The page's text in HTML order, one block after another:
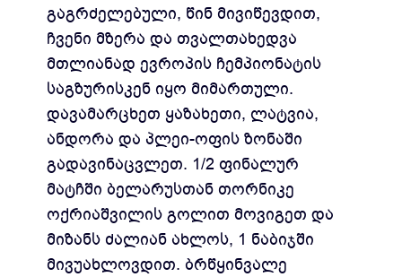
გაგრძელებული, წინ მივიწევდით,
ჩვენი მზერა და თვალთახედვა
მთლიანად ევროპის ჩემპიონატის
საგზურისკენ იყო მიმართული.
დავამარცხეთ ყაზახეთი, ლატვია,
ანდორა და პლეი-ოფის ზონაში
გადავინაცვლეთ. 1/2 ფინალურ
მატჩში ბელარუსთან თორნიკე
ოქრიაშვილის გოლით მოვიგეთ და
მიზანს ძალიან ახლოს, 1 ნაბიჯში
მივუახლოვდით. ბრწყინვალე